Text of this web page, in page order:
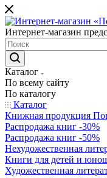
Интернет-магазин
Каталог
По всему сайту
По каталогу
Каталог
Книжная продукция
Распродажа книг -30%
Распродажа книг -50%
Нехудожественная
Книги для детей и
Художественная